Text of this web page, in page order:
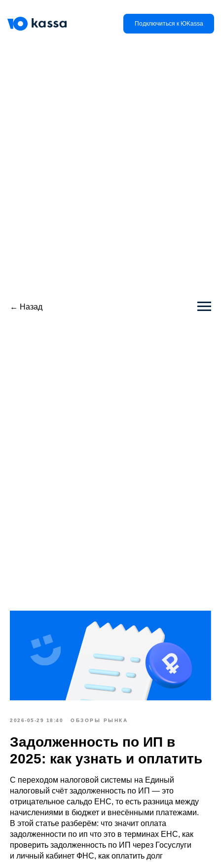
Подключиться к ЮKassa
← Назад
2026-05-29 18:40 ОБЗОРЫ РЫНКА
Задолженность по ИП в
2025: как узнать и оплатить
С переходом налоговой системы на Единый
налоговый счёт задолженность по ИП — это
отрицательное сальдо ЕНС, то есть разница между
начислениями в бюджет и внесёнными платежами.
В этой статье разберём: что значит оплата
задолженности по ип что это в терминах ЕНС, как
проверить задолженность по ИП через Госуслуги
и личный кабинет ФНС, как оплатить долг